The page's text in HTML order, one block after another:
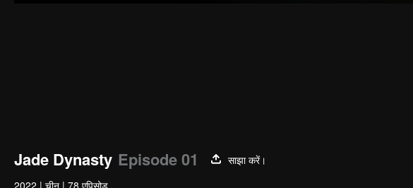
Jade Dynasty Episode 01
साझा करें।
2022 | चीन | 78 एपिसोड